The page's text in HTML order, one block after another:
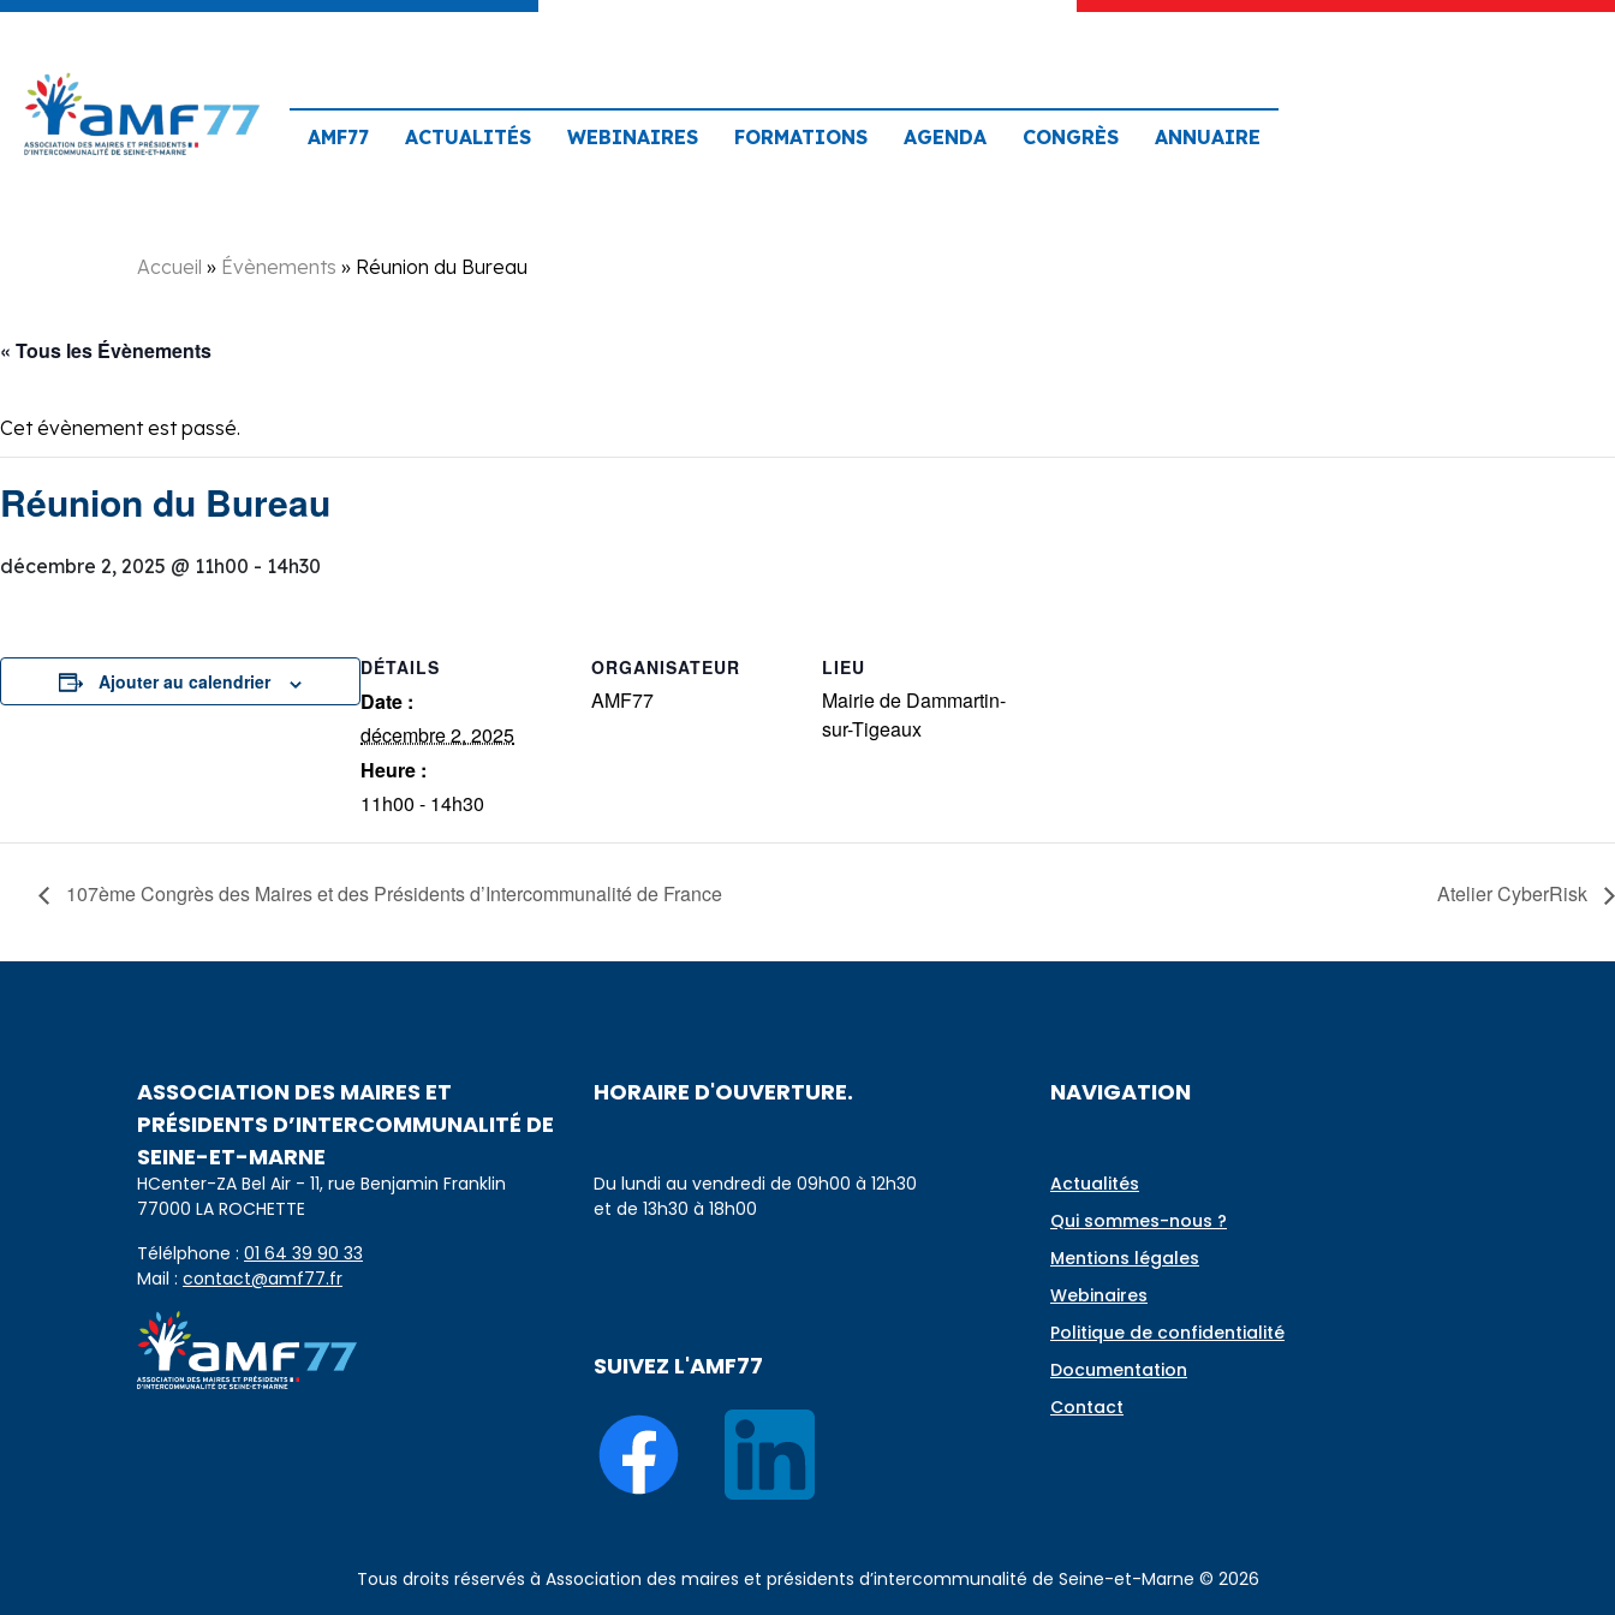
AMF77 ACTUALITÉS WEBINAIRES FORMATIONS AGENDA CONGRÈS ANNUAIRE
Accueil » Évènements » Réunion du Bureau
« Tous les Évènements
Cet évènement est passé.
Réunion du Bureau
décembre 2, 2025 @ 11h00 - 14h30
Ajouter au calendrier
DÉTAILS
Date :
décembre 2, 2025
Heure :
11h00 - 14h30
ORGANISATEUR
AMF77
LIEU
Mairie de Dammartin-
sur-Tigeaux
107ème Congrès des Maires et des Présidents d’Intercommunalité de France Atelier CyberRisk
ASSOCIATION DES MAIRES ET
PRÉSIDENTS D’INTERCOMMUNALITÉ DE
SEINE-ET-MARNE
HCenter-ZA Bel Air - 11, rue Benjamin Franklin
77000 LA ROCHETTE
Télélphone : 01 64 39 90 33
Mail : contact@amf77.fr
HORAIRE D'OUVERTURE.
Du lundi au vendredi de 09h00 à 12h30
et de 13h30 à 18h00
SUIVEZ L'AMF77
NAVIGATION
Actualités
Qui sommes-nous ?
Mentions légales
Webinaires
Politique de confidentialité
Documentation
Contact
Tous droits réservés à Association des maires et présidents d’intercommunalité de Seine-et-Marne © 2026